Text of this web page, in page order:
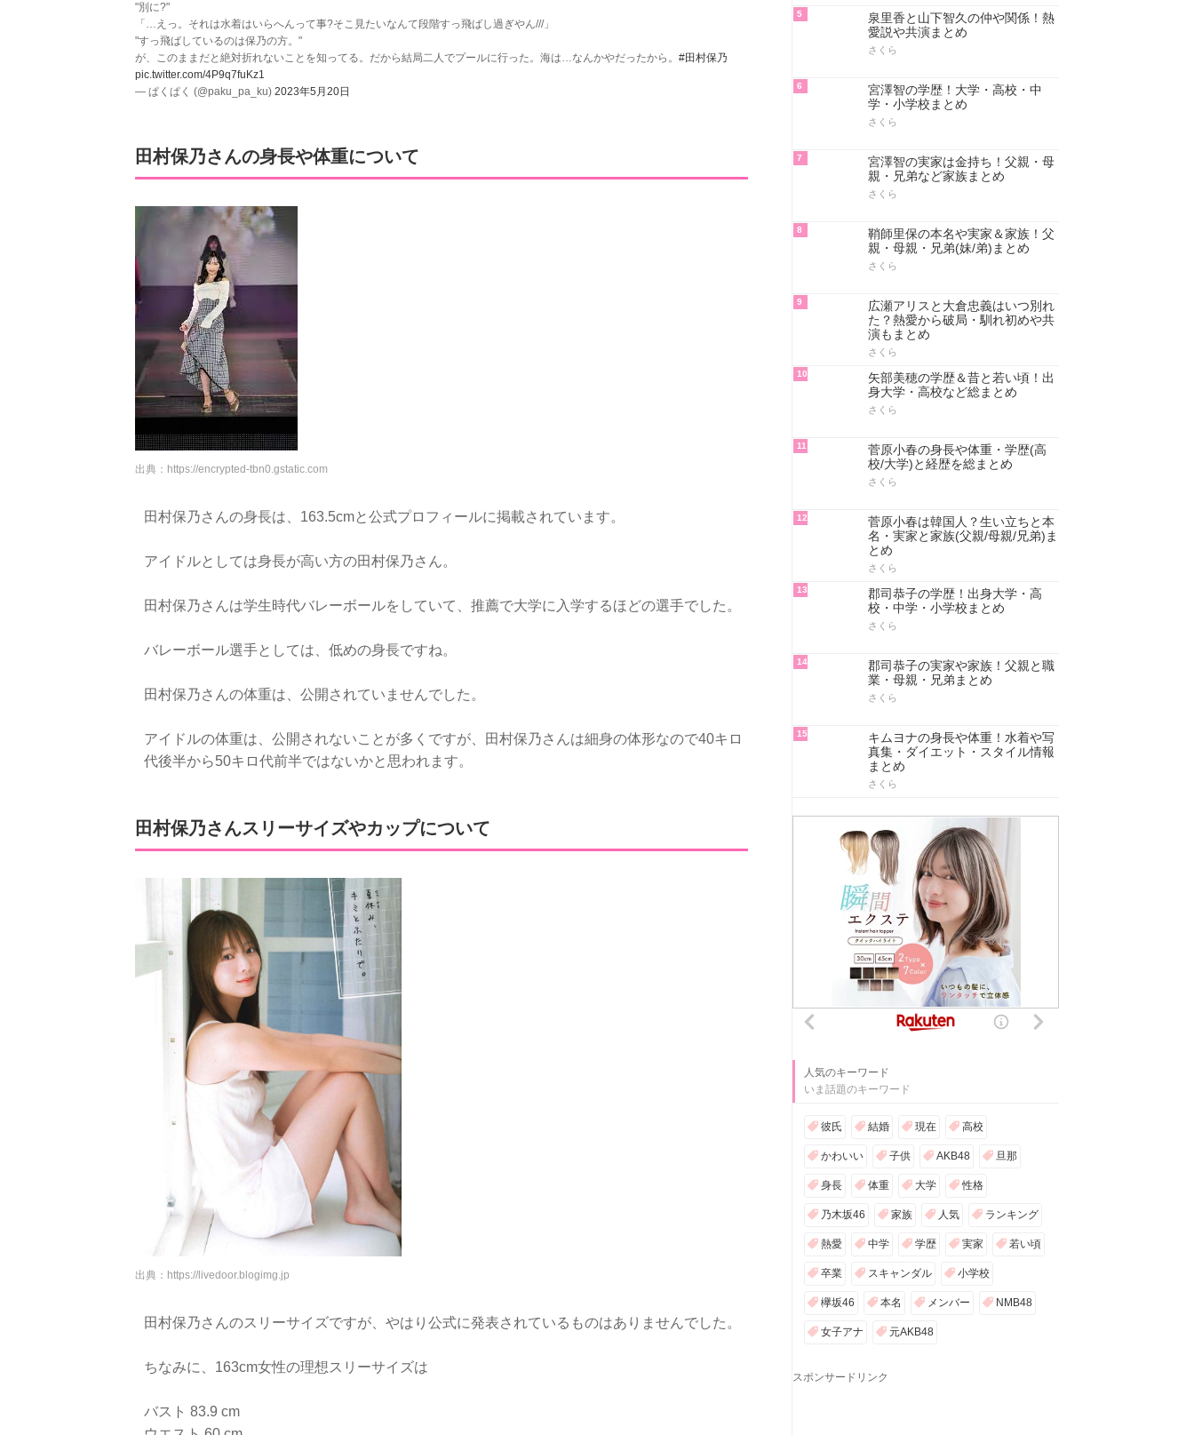
"別に?"
「…えっ。それは水着はいらへんって事?そこ見たいなんて段階すっ飛ばし過ぎやん///」
"すっ飛ばしているのは保乃の方。"
が、このままだと絶対折れないことを知ってる。だから結局二人でプールに行った。海は…なんかやだったから。 #田村保乃
pic.twitter.com/4P9q7fuKz1
— ぱくぱく (@paku_pa_ku) 2023年5月20日
田村保乃さんの身長や体重について
出典： https://encrypted-tbn0.gstatic.com
田村保乃さんの身長は、163.5cmと公式プロフィールに掲載されています。
アイドルとしては身長が高い方の田村保乃さん。
田村保乃さんは学生時代バレーボールをしていて、推薦で大学に入学するほどの選手でした。
バレーボール選手としては、低めの身長ですね。
田村保乃さんの体重は、公開されていませんでした。
アイドルの体重は、公開されないことが多くですが、田村保乃さんは細身の体形なので40キロ
代後半から50キロ代前半ではないかと思われます。
田村保乃さんスリーサイズやカップについて
出典： https://livedoor.blogimg.jp
田村保乃さんのスリーサイズですが、やはり公式に発表されているものはありませんでした。
ちなみに、163cm女性の理想スリーサイズは
バスト 83.9 cm
5
泉里香と山下智久の仲や関係！熱
愛説や共演まとめ
さくら
6
宮澤智の学歴！大学・高校・中
学・小学校まとめ
さくら
7
宮澤智の実家は金持ち！父親・母
親・兄弟など家族まとめ
さくら
8
鞘師里保の本名や実家＆家族！父
親・母親・兄弟(妹/弟)まとめ
さくら
9
広瀬アリスと大倉忠義はいつ別れ
た？熱愛から破局・馴れ初めや共
演もまとめ
さくら
10
矢部美穂の学歴＆昔と若い頃！出
身大学・高校など総まとめ
さくら
11
菅原小春の身長や体重・学歴(高
校/大学)と経歴を総まとめ
さくら
12
菅原小春は韓国人？生い立ちと本
名・実家と家族(父親/母親/兄弟)ま
とめ
さくら
13
郡司恭子の学歴！出身大学・高
校・中学・小学校まとめ
さくら
14
郡司恭子の実家や家族！父親と職
業・母親・兄弟まとめ
さくら
15
キムヨナの身長や体重！水着や写
真集・ダイエット・スタイル情報
まとめ
さくら
人気のキーワード
いま話題のキーワード
彼氏 結婚 現在 高校
かわいい 子供 AKB48 旦那
身長 体重 大学 性格
乃木坂46 家族 人気 ランキング
熱愛 中学 学歴 実家 若い頃
卒業 スキャンダル 小学校
欅坂46 本名 メンバー NMB48
女子アナ 元AKB48
スポンサードリンク